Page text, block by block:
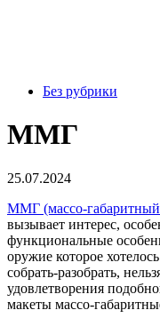
Без рубрики
ММГ
25.07.2024
ММГ (массо-габаритный
вызывает интерес,
функциональные
оружие которое
собрать-разобрать,
удовлетворения
макеты массо-